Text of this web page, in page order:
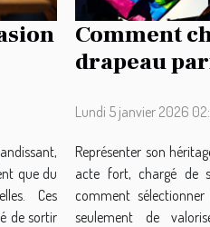
que du
Ces
de sortir
Comment
drapeau
?
Lundi 5 janvier 2026
Représenter son
acte fort, chargé de
comment
seulement de